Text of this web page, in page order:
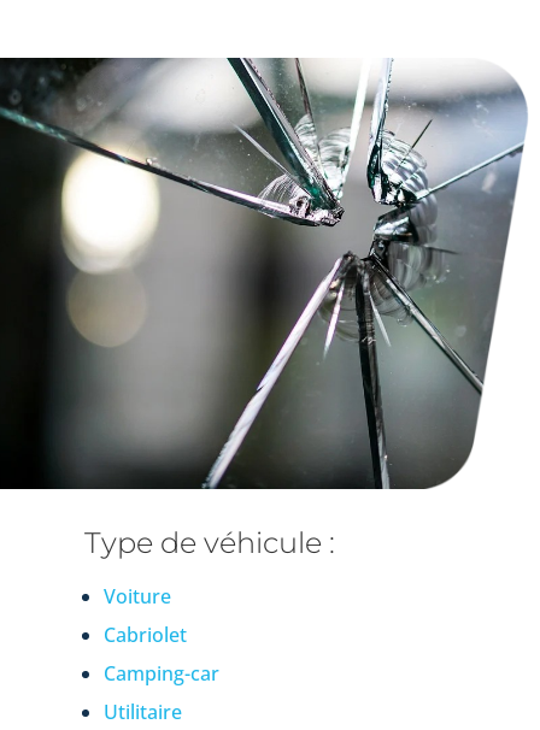
Type de véhicule :
Voiture
Cabriolet
Camping-car
Utilitaire